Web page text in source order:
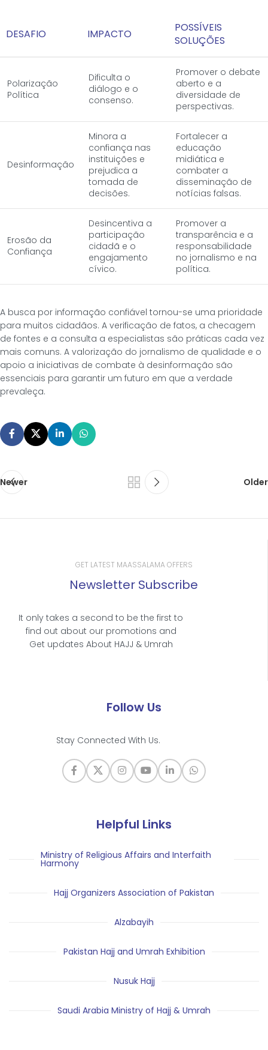
DESAFIO IMPACTO
POSSÍVEIS
SOLUÇÕES
Polarização
Política
Dificulta o
diálogo e o
consenso.
Promover o debate
aberto e a
diversidade de
perspectivas.
Desinformação
Minora a
confiança nas
instituições e
prejudica a
tomada de
decisões.
Fortalecer a
educação
midiática e
combater a
disseminação de
notícias falsas.
Erosão da
Confiança
Desincentiva a
participação
cidadã e o
engajamento
cívico.
Promover a
transparência e a
responsabilidade
no jornalismo e na
política.
A busca por informação confiável tornou-se uma prioridade
para muitos cidadãos. A verificação de fatos, a checagem
de fontes e a consulta a especialistas são práticas cada vez
mais comuns. A valorização do jornalismo de qualidade e o
apoio a iniciativas de combate à desinformação são
essenciais para garantir um futuro em que a verdade
prevaleça.
Newer Older
GET LATEST MAASSALAMA OFFERS
Newsletter Subscribe
It only takes a second to be the first to
find out about our promotions and
Get updates About HAJJ & Umrah
Follow Us
Stay Connected With Us.
Helpful Links
Ministry of Religious Affairs and Interfaith
Harmony
Hajj Organizers Association of Pakistan
Alzabayih
Pakistan Hajj and Umrah Exhibition
Nusuk Hajj
Saudi Arabia Ministry of Hajj & Umrah